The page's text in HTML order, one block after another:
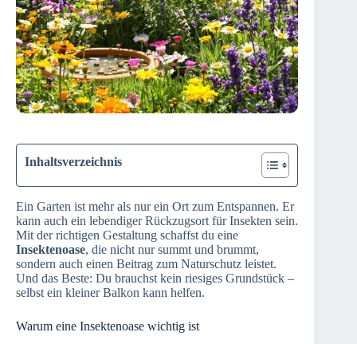
Inhaltsverzeichnis
Ein Garten ist mehr als nur ein Ort zum Entspannen. Er
kann auch ein lebendiger Rückzugsort für Insekten sein.
Mit der richtigen Gestaltung schaffst du eine
Insektenoase, die nicht nur summt und brummt,
sondern auch einen Beitrag zum Naturschutz leistet.
Und das Beste: Du brauchst kein riesiges Grundstück –
selbst ein kleiner Balkon kann helfen.
Warum eine Insektenoase wichtig ist